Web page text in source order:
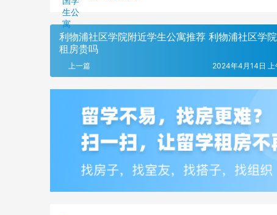
利物浦社区学院附近学生公寓推荐 利物浦社区学
租房贵吗
上一篇 2024年4月14日 上